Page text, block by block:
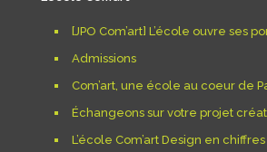
[JPO Com’art] L’école ouvre ses
Admissions
Com’art, une école au coeur de
Échangeons sur votre projet
L’école Com’art Design en chiffres